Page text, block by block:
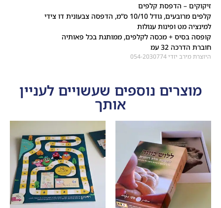
זיקוקים – הדפסת קלפים
קלפים מרובעים, גודל 10/10 ס”מ, הדפסה צבעונית דו צידי
למינציה מט ופינות עגולות
קופסה בסיס + מכסה לקלפים, ממותגת בכל פאותיה
חוברת הדרכה 32 עמ
היוצרת מירב יזדי 054-2030774
מוצרים נוספים שעשויים לעניין
אותך